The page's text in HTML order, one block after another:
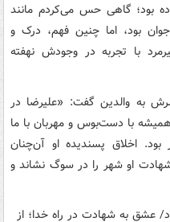
بود؛ گاهی حس می‌کردم مانند
بود، اما چنین فهم، درک و
با تجربه در وجودش نهفته
به والدین گفت: «علیرضا در
با دست‌بوس و مهربان با ما
بود. اخلاق پسندیده او آن‌چنان
او شهر را در سوگ نشاند و